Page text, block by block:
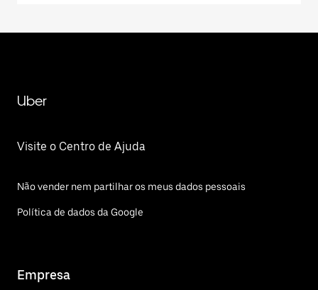
Uber
Visite o Centro de Ajuda
Não vender nem partilhar os meus dados pessoais
Política de dados da Google
Empresa